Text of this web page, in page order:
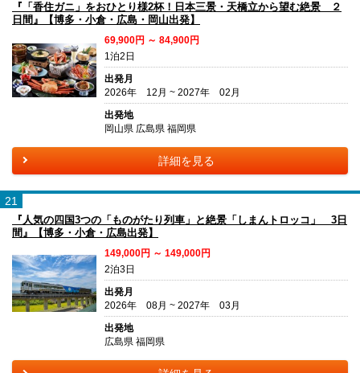
『「香住ガニ」をおひとり様2杯！日本三景・天橋立から望む絶景 ２
日間』【博多・小倉・広島・岡山出発】
69,900円 ～ 84,900円
1泊2日
出発月
2026年 12月 ~ 2027年 02月
出発地
岡山県 広島県 福岡県
詳細を見る
21
『人気の四国3つの「ものがたり列車」と絶景「しまんトロッコ」 3日
間』【博多・小倉・広島出発】
149,000円 ～ 149,000円
2泊3日
出発月
2026年 08月 ~ 2027年 03月
出発地
広島県 福岡県